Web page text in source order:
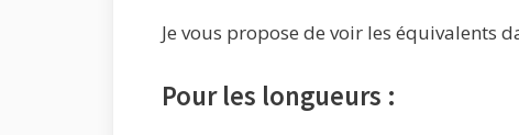
Je vous propose de voir les équivalents
Pour les longueurs :